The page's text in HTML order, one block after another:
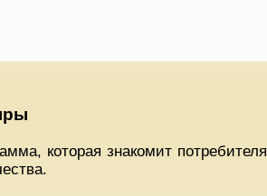
которая знакомит потребителя